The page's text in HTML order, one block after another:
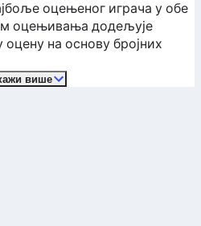
оцењеног играча у обе
оцењивања додељује
на основу бројних
више